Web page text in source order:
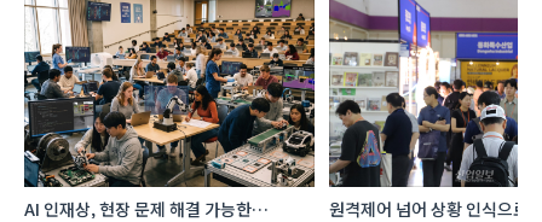
AI 인재상, 현장 문제 해결 가능한
원격제어 넘어 상황 인식으로,